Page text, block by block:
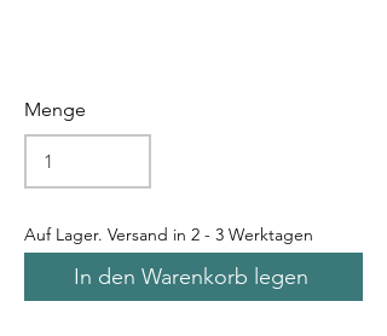
Menge
Auf Lager. Versand in 2 - 3 Werktagen
In den Warenkorb legen